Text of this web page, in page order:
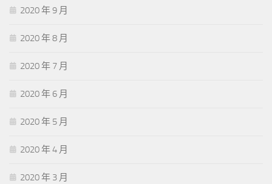
2020 年 9 月
2020 年 8 月
2020 年 7 月
2020 年 6 月
2020 年 5 月
2020 年 4 月
2020 年 3 月